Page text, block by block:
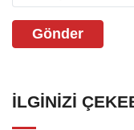
Gönder
İLGINIZI